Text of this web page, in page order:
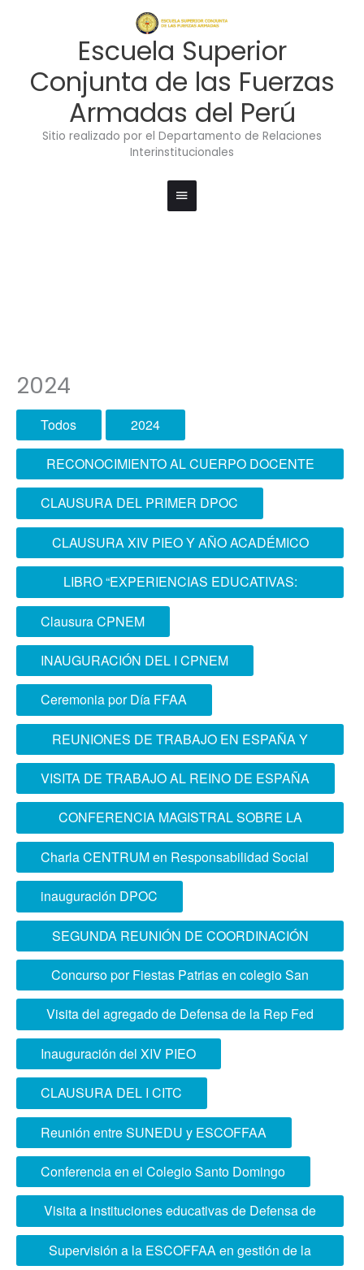
Escuela Superior
Conjunta de las Fuerzas
Armadas del Perú
Sitio realizado por el Departamento de Relaciones
Interinstitucionales
principal
2024
Todos 2024
RECONOCIMIENTO AL CUERPO DOCENTE
DE LA ESCOFFAA-EPG
CLAUSURA DEL PRIMER DPOC
CLAUSURA XIV PIEO Y AÑO ACADÉMICO
2024 ESCOFFAA - EPG
LIBRO “EXPERIENCIAS EDUCATIVAS:
APLICACIÓN DE LA ANDRAGOGÍA EN LA
ESCUELA SUPERIOR CONJUNTA DE LAS
FUERZAS ARMADAS”
Clausura CPNEM
INAUGURACIÓN DEL I CPNEM
Ceremonia por Día FFAA
REUNIONES DE TRABAJO EN ESPAÑA Y
FRANCIA
VISITA DE TRABAJO AL REINO DE ESPAÑA
CONFERENCIA MAGISTRAL SOBRE LA
ACCIÓN CONJUNTA EN LAS FUERZAS
ARMADAS
Charla CENTRUM en Responsabilidad Social
inauguración DPOC
SEGUNDA REUNIÓN DE COORDINACIÓN
ACADÉMICA
Concurso por Fiestas Patrias en colegio San
José de Cluny
Visita del agregado de Defensa de la Rep Fed
Alemania
Inauguración del XIV PIEO
CLAUSURA DEL I CITC
Reunión entre SUNEDU y ESCOFFAA
Conferencia en el Colegio Santo Domingo
Visita a instituciones educativas de Defensa de
Brasil
Supervisión a la ESCOFFAA en gestión de la